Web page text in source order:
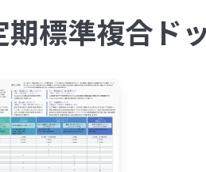
期標準複合ド